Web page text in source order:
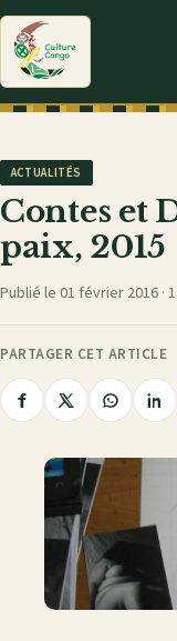
ACTUALITÉS
Contes et
paix, 2015
Publié le 01 février 2016 ·
PARTAGER CET ARTICLE
Partager
Facebook
PartagerPartager
WhatsApp